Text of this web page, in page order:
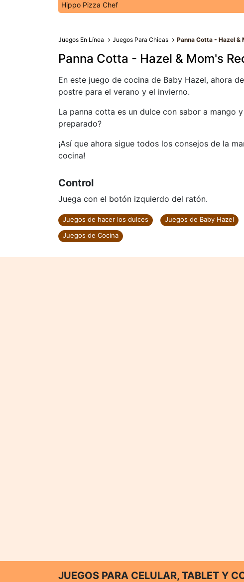
Hippo Pizza Chef
Juegos En Línea Juegos Para Chicas Panna Cotta - Hazel &
Panna Cotta - Hazel & Mom's
En este juego de cocina de Baby Hazel, ahora
postre para el verano y el invierno.
La panna cotta es un dulce con sabor a mango
preparado?
¡Así que ahora sigue todos los consejos de la
cocina!
Control
Juega con el botón izquierdo del ratón.
Juegos de hacer los dulces Juegos de Baby Hazel
Juegos de Cocina
JUEGOS PARA CELULAR, TABLET Y